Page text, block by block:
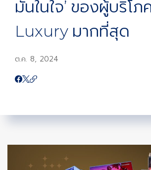
มั่นในใจ’ ของผู้บริโภ
Luxury มากที่สุด
ต.ค. 8, 2024